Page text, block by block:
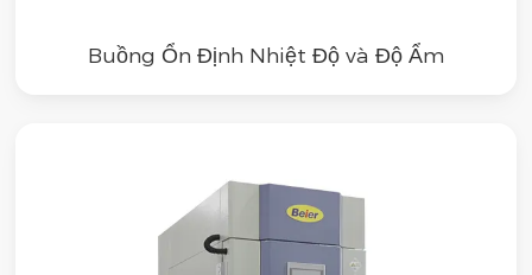
Buồng Ổn Định Nhiệt Độ và Độ Ẩm